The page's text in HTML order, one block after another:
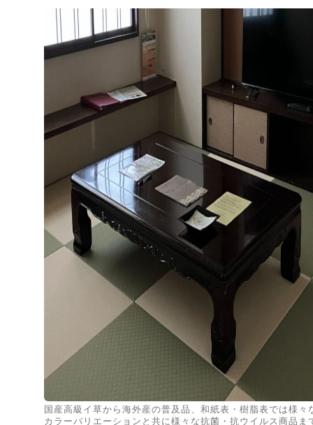
国産高級イ草から海外産の普及品、和紙表・樹脂表では様々
カラーバリエーションと共に様々な抗菌・抗ウイルス商品ま